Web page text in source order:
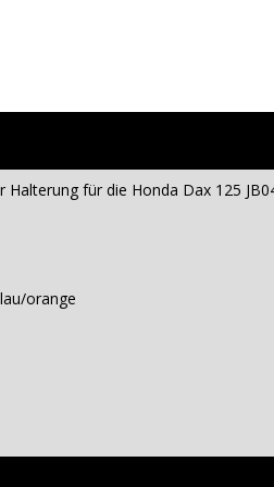
für die Honda Dax 125
orange